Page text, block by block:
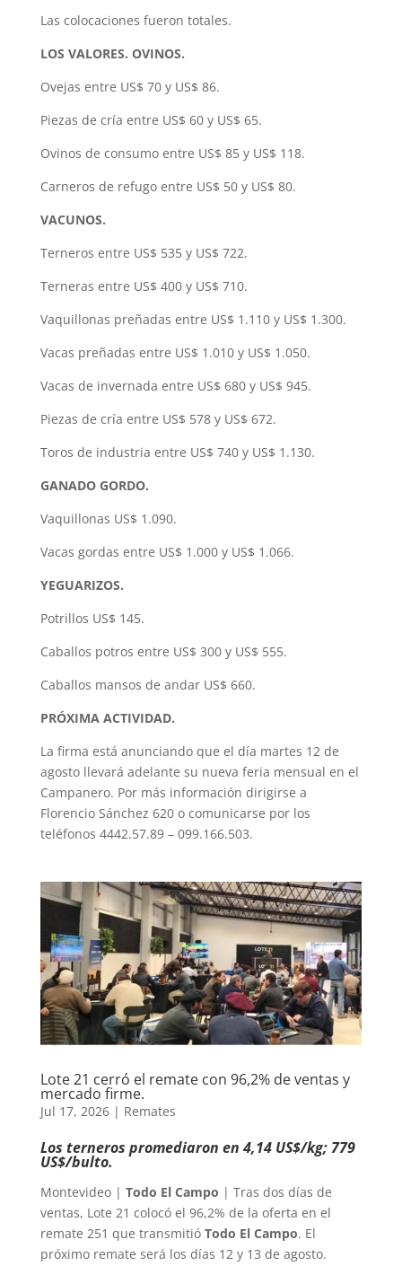
Las colocaciones fueron totales.
LOS VALORES. OVINOS.
Ovejas entre US$ 70 y US$ 86.
Piezas de cría entre US$ 60 y US$ 65.
Ovinos de consumo entre US$ 85 y US$ 118.
Carneros de refugo entre US$ 50 y US$ 80.
VACUNOS.
Terneros entre US$ 535 y US$ 722.
Terneras entre US$ 400 y US$ 710.
Vaquillonas preñadas entre US$ 1.110 y US$ 1.300.
Vacas preñadas entre US$ 1.010 y US$ 1.050.
Vacas de invernada entre US$ 680 y US$ 945.
Piezas de cría entre US$ 578 y US$ 672.
Toros de industria entre US$ 740 y US$ 1.130.
GANADO GORDO.
Vaquillonas US$ 1.090.
Vacas gordas entre US$ 1.000 y US$ 1.066.
YEGUARIZOS.
Potrillos US$ 145.
Caballos potros entre US$ 300 y US$ 555.
Caballos mansos de andar US$ 660.
PRÓXIMA ACTIVIDAD.
La firma está anunciando que el día martes 12 de
agosto llevará adelante su nueva feria mensual en el
Campanero. Por más información dirigirse a
Florencio Sánchez 620 o comunicarse por los
teléfonos 4442.57.89 – 099.166.503.
Lote 21 cerró el remate con 96,2% de ventas y
mercado firme.
Jul 17, 2026| Remates
Los terneros promediaron en 4,14 US$/kg; 779
US$/bulto.
Montevideo | Todo El Campo | Tras dos días de
ventas, Lote 21 colocó el 96,2% de la oferta en el
remate 251 que transmitió Todo El Campo. El
próximo remate será los días 12 y 13 de agosto.